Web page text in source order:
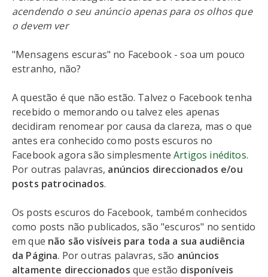
acendendo o seu anúncio apenas para os olhos que
o devem ver
"Mensagens escuras" no Facebook - soa um pouco
estranho, não?
A questão é que não estão. Talvez o Facebook tenha
recebido o memorando ou talvez eles apenas
decidiram renomear por causa da clareza, mas o que
antes era conhecido como posts escuros no
Facebook agora são simplesmenteArtigos inéditos.
Por outras palavras, anúncios direccionados e/ou
posts patrocinados.
Os posts escuros do Facebook, também conhecidos
como posts não publicados, são "escuros" no sentido
em que não são visíveis para toda a sua audiência
da Página. Por outras palavras, são anúncios
altamente direccionados que estão disponíveis